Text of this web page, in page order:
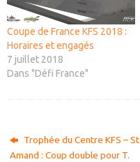
Coupe de France KFS 2018 :
Horaires et engagés
7 juillet 2018
Dans "Défi France"
Trophée du Centre KFS – St
Amand : Coup double pour T.